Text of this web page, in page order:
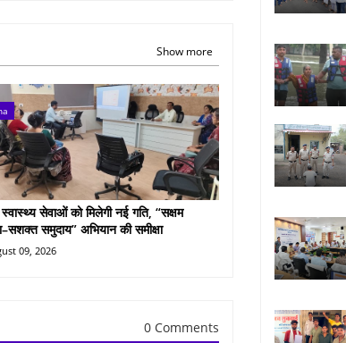
Show more
सेवाओं को मिलेगी नई गति, “सक्षम
समुदाय” अभियान की समीक्षा
09, 2026
0 Comments